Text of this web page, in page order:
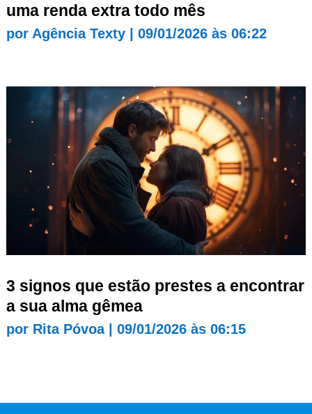
uma renda extra todo mês
por Agência Texty| 09/01/2026 às 06:22
3 signos que estão prestes a encontrar
a sua alma gêmea
por Rita Póvoa| 09/01/2026 às 06:15